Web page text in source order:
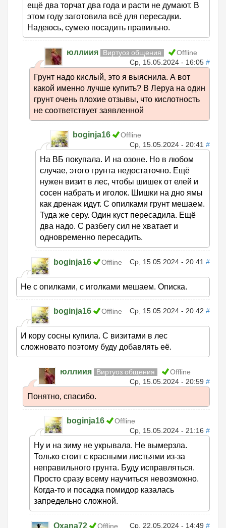
ещё два торчат два года и расти не думают. В
этом году заготовила всё для пересадки.
Надеюсь, сумею посадить правильно.
юллиия Виртуоз общения
Offline
Ср, 15.05.2024 - 16:05 #
Грунт надо кислый, это я выяснила. А вот
какой именно лучше купить? В Леруа на один
грунт очень плохие отзывы, что кислотность
не соответствует заявленной
boginja16
Offline
Ср, 15.05.2024 - 20:41 #
На ВБ покупала. И на озоне. Но в любом
случае, этого грунта недостаточно. Ещё
нужен визит в лес, чтобы шишек от елей и
сосен набрать и иголок. Шишки на дно ямы
как дренаж идут. С опилками грунт мешаем.
Туда же серу. Один куст пересадила. Ещё
два надо. С разбегу сил не хватает и
одновременно пересадить.
boginja16 Offline Ср, 15.05.2024 - 20:41 #
Не с опилками, с иголками мешаем. Описка.
boginja16 Offline Ср, 15.05.2024 - 20:42 #
И кору сосны купила. С визитами в лес
сложновато поэтому буду добавлять её.
юллиия Виртуоз общения
Offline
Ср, 15.05.2024 - 20:59 #
Понятно, спасибо.
boginja16
Offline
Ср, 15.05.2024 - 21:16 #
Ну и на зиму не укрывала. Не вымерзла.
Только стоит с красными листьями из-за
неправильного грунта. Буду исправляться.
Просто сразу всему научиться невозможно.
Когда-то и посадка помидор казалась
запредельно сложной.
Oxana72 Offline Ср, 22.05.2024 - 14:49 #